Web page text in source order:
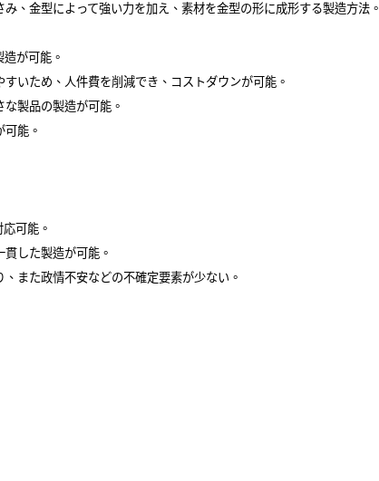
、金型によって強い力を加え、素材を金型の形に成形する製造方法。
が可能。
件費を削減でき、コストダウンが可能。
の製造が可能。
。
能。
製造が可能。
不安などの不確定要素が少ない。